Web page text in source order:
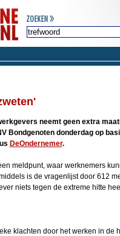
neemt geen extra
Bondgenoten donderdag op
DeOndernemer.
meldpunt, waar werknemers
is de vragenlijst door 612
niets tegen de extreme hitte
klachten door het werken in de